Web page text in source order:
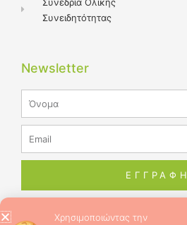
Συνειδητότητας
Newsletter
ΕΓΓΡΑΦΗ
Χρησιμοποιώντας την